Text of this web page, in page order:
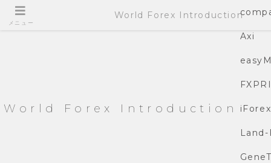
World Forex Introduction
Axi
iForex
Land-
メニュー
World Forex Introduction